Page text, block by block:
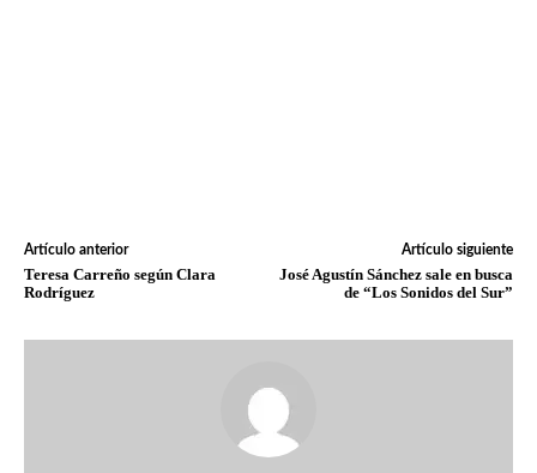
Artículo anterior
Teresa Carreño según Clara
Rodríguez
Artículo siguiente
José Agustín Sánchez sale en busca
de “Los Sonidos del Sur”